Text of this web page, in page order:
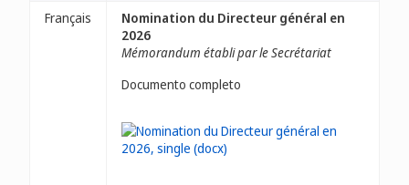
Français
Nomination du Directeur général en
2026
Mémorandum établi par le Secrétariat
Documento completo